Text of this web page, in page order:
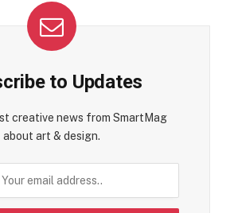
to Updates
creative news from SmartMag
about art & design.